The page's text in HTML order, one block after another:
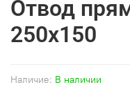
Наличие: В наличии
Отвод
250x150